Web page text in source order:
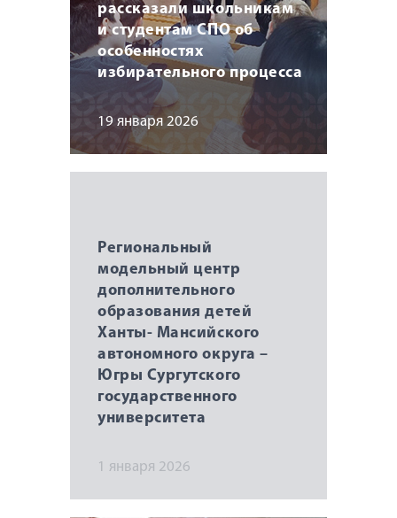
рассказали школьникам
и студентам СПО об
особенностях
избирательного процесса
19 января 2026
Региональный
модельный центр
дополнительного
образования детей
Ханты- Мансийского
автономного округа –
Югры Сургутского
государственного
университета
1 января 2026